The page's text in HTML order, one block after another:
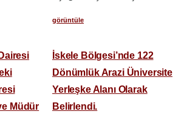
görüntüle
Müdür
İskele Bölgesi’nde 122
Dönümlük Arazi Üniversite
Yerleşke Alanı Olarak
Belirlendi.